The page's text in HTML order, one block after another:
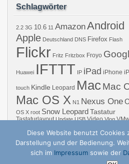
Schlagwörter
2.2 3G 10.6 11 AmazonAndroid
Apple Deutschland DNS Firefox Flash
Flickr Fritz Fritzbox Froyo
Huawei IFTTT IP iPad iPhone
touch Kindle Leopard MacMac
Mac OS X N1 Nexus One
OS X root Snow LeopardTastatur
Tastaturlayout Update USB Video Vlog
Windows
Diese Website benutzt
Darstellung und der Bedienung.
sich im Impressumsowie der